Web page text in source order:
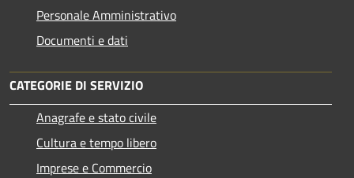
Personale Amministrativo
Documenti e dati
CATEGORIE DI SERVIZIO
Anagrafe e stato civile
Cultura e tempo libero
Imprese e Commercio